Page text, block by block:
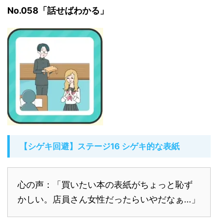
No.058「話せばわかる」
【シゲキ回避】ステージ16 シゲキ的な表紙
心の声：「買いたい本の表紙がちょっと恥ず
かしい。店員さん女性だったらいやだなぁ...」